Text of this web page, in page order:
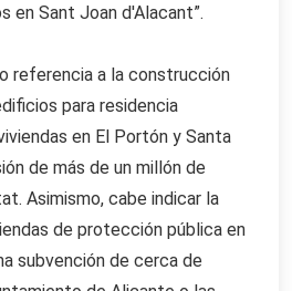
en Sant Joan d'Alacant”.
referencia a la construcción
para residencia
en El Portón y Santa
de más de un millón de
Asimismo, cabe indicar la
de protección pública en
subvención de cerca de